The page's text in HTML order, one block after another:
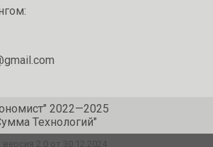
2022—2025
Технологий"
версия 2.0 от 30.12.2024